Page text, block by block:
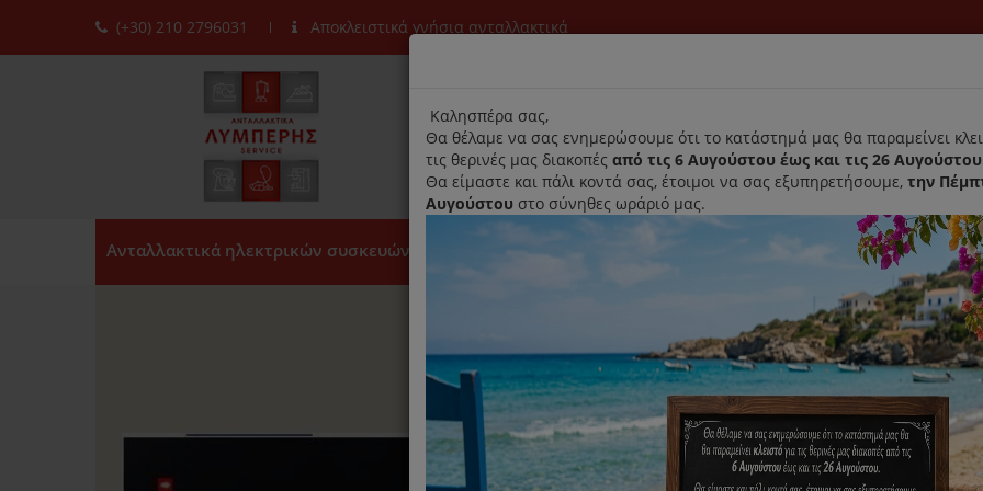
(+30) 210 2796031 Αποκλειστικά γνήσια ανταλλακτικά
Ανταλλακτικά ηλεκτρικών συσκευών Αρχική Παραλαβή- Παράδοση Κατ'οικον
title
Καλησπέρα σας,
Θα θέλαμε να σας ενημερώσουμε ότι το κατάστημά μας θα παραμείνει
τις θερινές μας διακοπές από τις 6 Αυγούστου έως και τις 26
Θα είμαστε και πάλι κοντά σας, έτοιμοι να σας εξυπηρετήσουμε, την
Αυγούστου στο σύνηθες ωράριό μας.